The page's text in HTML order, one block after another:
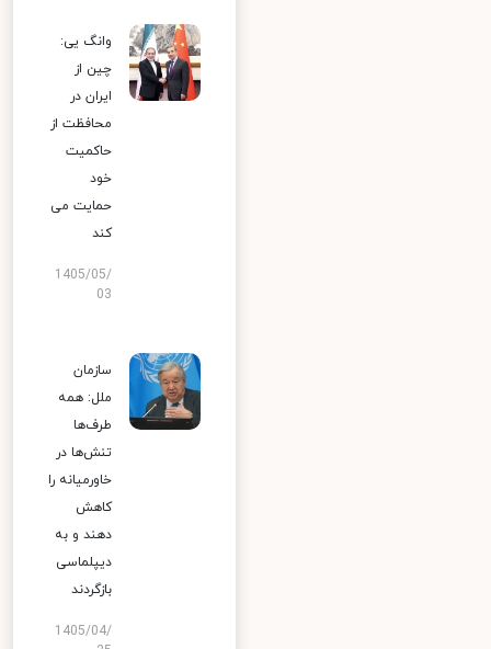
وانگ یی:
چین از
ایران در
محافظت از
حاکمیت
خود
حمایت می
کند
1405/05/
03
سازمان
ملل: همه
طرف‌ها
تنش‌ها در
خاورمیانه را
کاهش
دهند و به
دیپلماسی
بازگردند
1405/04/